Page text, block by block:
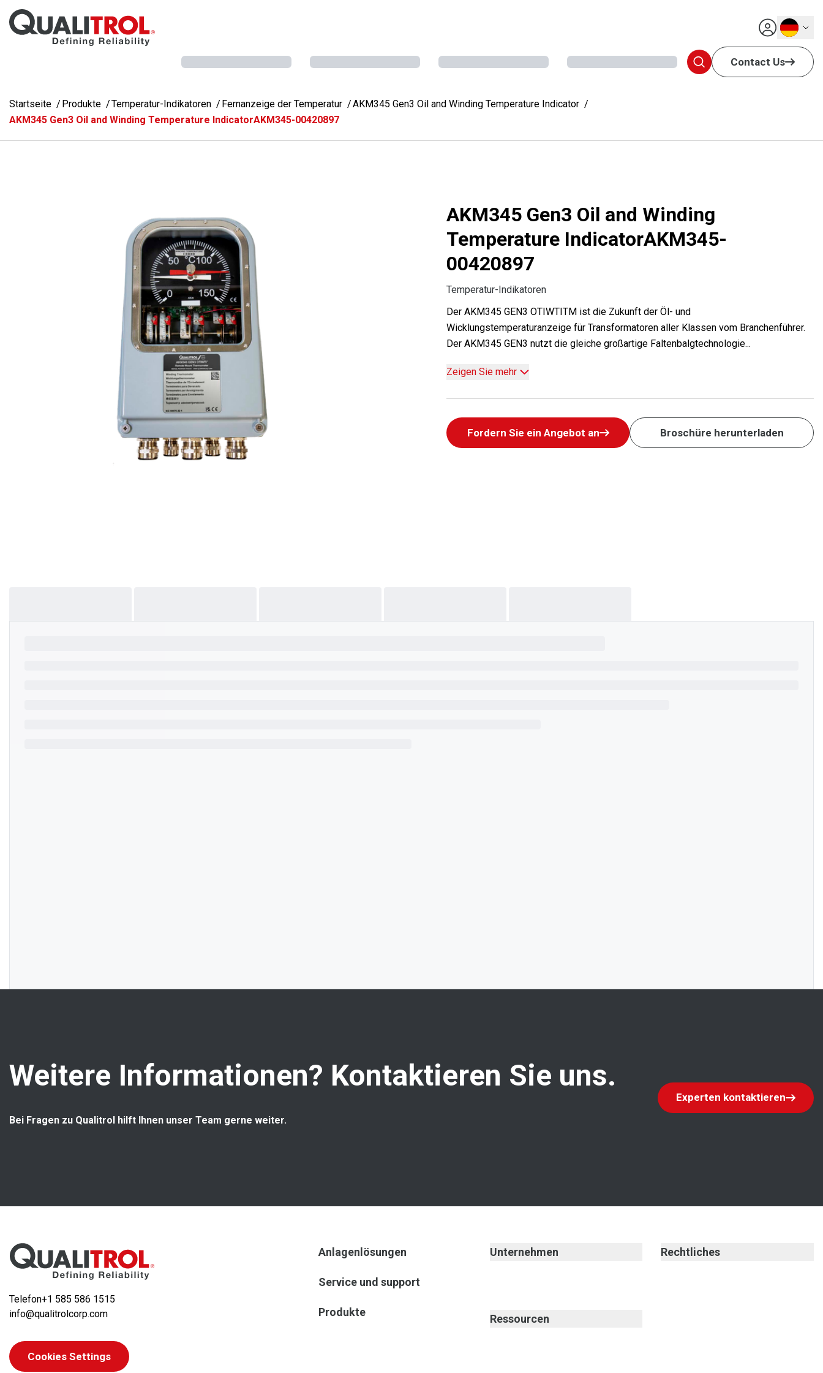
Überspringen Sie zum Hauptmenü
Deutsch
Contact Us
Startseite Produkte Temperatur-Indikatoren Fernanzeige der Temperatur
AKM345 Gen3 Oil and Winding Temperature Indicator
AKM345 Gen3 Oil and Winding Temperature IndicatorAKM345-00420897
AKM345 Gen3 Oil and Winding
Temperature IndicatorAKM345-
00420897
Temperatur-Indikatoren
Der AKM345 GEN3 OTIWTITM ist die Zukunft der Öl- und
Wicklungstemperaturanzeige für Transformatoren aller Klassen vom Branchenführer.
Der AKM345 GEN3 nutzt die gleiche großartige Faltenbalgtechnologie...
Zeigen Sie mehr
Fordern Sie ein Angebot an Broschüre herunterladen
Weitere Informationen? Kontaktieren Sie uns.
Bei Fragen zu Qualitrol hilft Ihnen unser Team gerne weiter.
Experten kontaktieren
Telefon+1 585 586 1515
info@qualitrolcorp.com
Cookies Settings
Anlagenlösungen
Service und support
Produkte
Unternehmen
Ressourcen
Rechtliches